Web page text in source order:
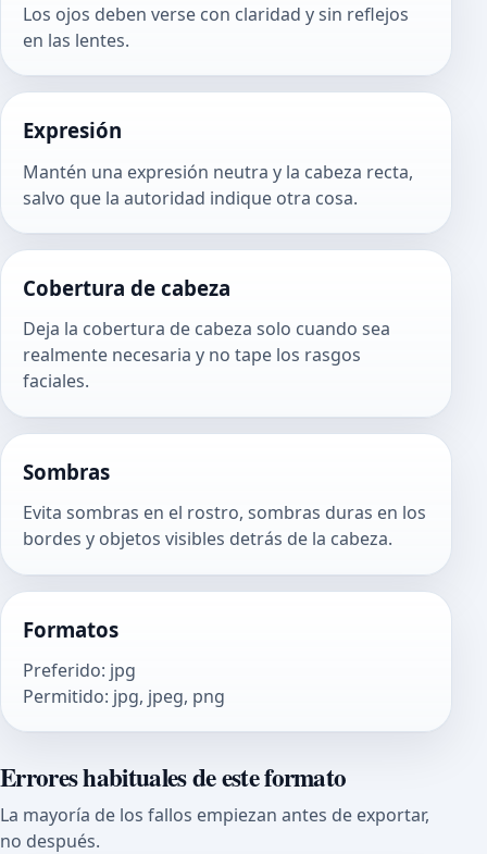
Los ojos deben verse con claridad y sin reflejos
en las lentes.
Expresión
Mantén una expresión neutra y la cabeza recta,
salvo que la autoridad indique otra cosa.
Cobertura de cabeza
Deja la cobertura de cabeza solo cuando sea
realmente necesaria y no tape los rasgos
faciales.
Sombras
Evita sombras en el rostro, sombras duras en los
bordes y objetos visibles detrás de la cabeza.
Formatos
Preferido: jpg
Permitido: jpg, jpeg, png
Errores habituales de este formato
La mayoría de los fallos empiezan antes de exportar,
no después.